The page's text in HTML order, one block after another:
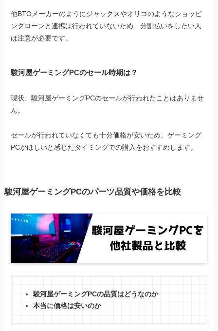
他BTOメーカーのようにジャックスやオリコのようなショッピ
ングローンと連携は行われていないため、分割払いをしたい人
は注意が必要です。
駿河屋ゲーミングPCのセール時期は？
現状、駿河屋ゲーミングPCのセールが行われたことはありませ
ん。
セールが行われていなくても十分価格が安いため、ゲーミング
PCがほしいと感じたタイミングでの購入をおすすめします。
駿河屋ゲーミングPCのパーツ品質や価格を比較
駿河屋ゲーミングPCの品質はどうなのか
本当に価格は安いのか